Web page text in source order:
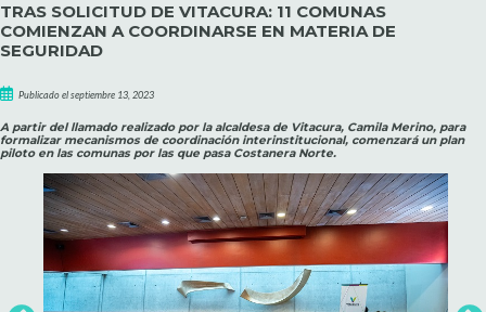
TRAS SOLICITUD DE VITACURA: 11 COMUNAS
COMIENZAN A COORDINARSE EN MATERIA DE
SEGURIDAD
Publicado el septiembre 13, 2023
A partir del llamado realizado por la alcaldesa de Vitacura, Camila Merino, para
formalizar mecanismos de coordinación interinstitucional, comenzará un plan
piloto en las comunas por las que pasa Costanera Norte.